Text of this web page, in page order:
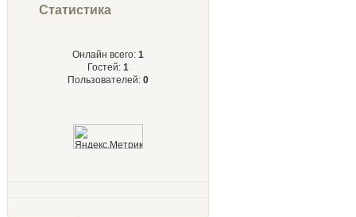
Статистика
Онлайн всего: 1
Гостей: 1
Пользователей: 0